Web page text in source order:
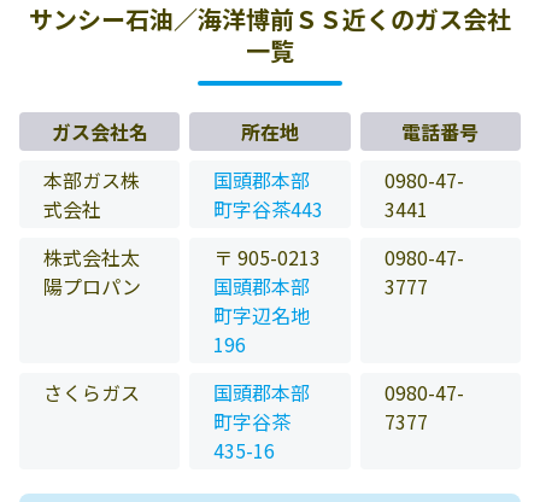
サンシー石油／海洋博前ＳＳ近くのガス会社
一覧
ガス会社名 所在地
電話番号
本部ガス株
式会社
国頭郡本部
町字谷茶443
0980-47-
3441
株式会社太
陽プロパン
〒 905-0213
国頭郡本部
町字辺名地
196
0980-47-
3777
さくらガス
国頭郡本部
町字谷茶
435-16
0980-47-
7377